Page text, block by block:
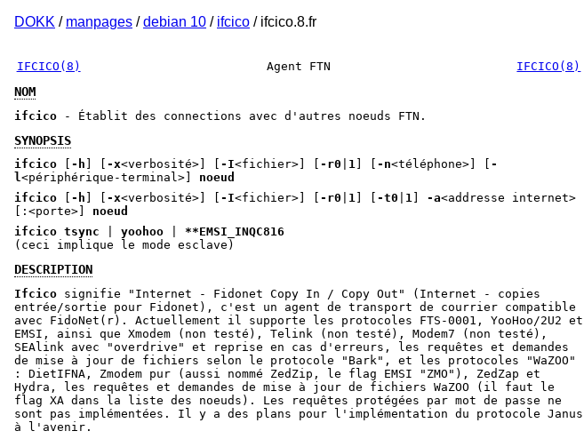
DOKK / manpages /debian 10 / ifcico / ifcico.8.fr
IFCICO(8) Agent FTN IFCICO(8)
NOM
ifcico - Établit des connections avec d'autres noeuds FTN.
SYNOPSIS
ifcico -h -x<verbosité>] [ -I<fichier>] [ -r0 1 -n<téléphone>] [ -
l<périphérique-terminal>] noeud
ifcico
-h -x<verbosité>] [ -I<fichier>] [ -r0 1 -t0 1 -a<addresse internet>
[:<porte>] noeud
ifcico tsync
yoohoo
**EMSI_INQC816
(ceci implique le mode esclave)
DESCRIPTION
Ifcico signifie "Internet - Fidonet Copy In / Copy Out" (Internet - copies
entrée/sortie pour Fidonet), c'est un agent de transport de courrier compatible
avec FidoNet(r). Actuellement il supporte les protocoles FTS-0001, YooHoo/2U2 et
EMSI, ainsi que Xmodem (non testé), Telink (non testé), Modem7 (non testé),
SEAlink avec "overdrive" et reprise en cas d'erreurs, les requêtes et demandes
de mise à jour de fichiers selon le protocole "Bark", et les protocoles "WaZOO"
: DietIFNA, Zmodem pur (aussi nommé ZedZip, le flag EMSI "ZMO"), ZedZap et
Hydra, les requêtes et demandes de mise à jour de fichiers WaZOO (il faut le
flag XA dans la liste des noeuds). Les requêtes protégées par mot de passe ne
sont pas implémentées. Il y a des plans pour l'implémentation du protocole Janus
à l'avenir.